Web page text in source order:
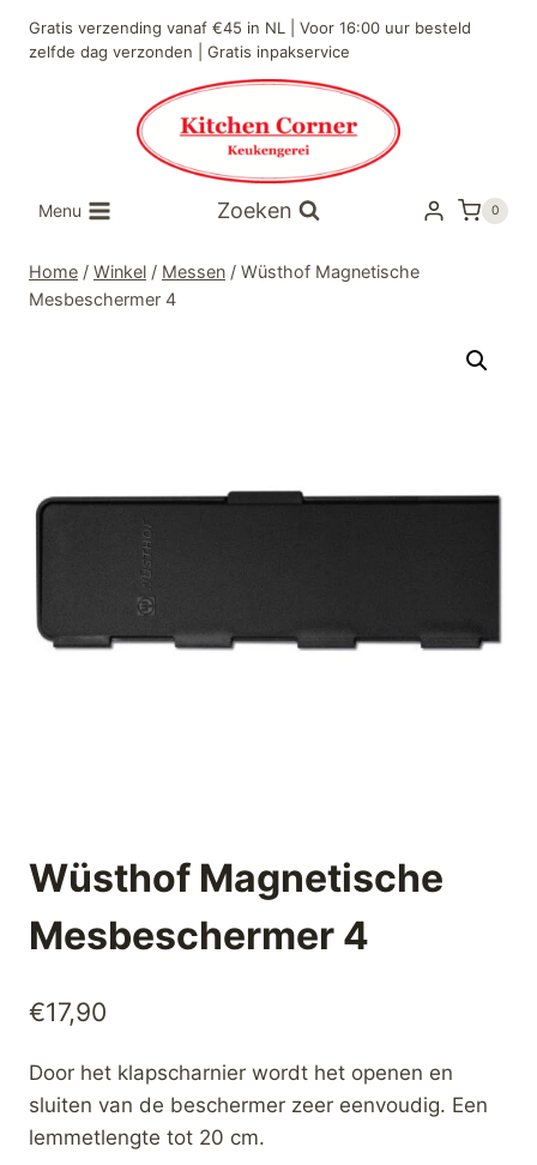
naar
Gratis verzending vanaf €45 in NL | Voor 16:00 uur besteld
zelfde dag verzonden | Gratis inpakservice
Menu Zoeken 0
Home / Winkel / Messen / Wüsthof Magnetische
Mesbeschermer 4
Wüsthof Magnetische
Mesbeschermer 4
€17,90
Door het klapscharnier wordt het openen en
sluiten van de beschermer zeer eenvoudig. Een
lemmetlengte tot 20 cm.